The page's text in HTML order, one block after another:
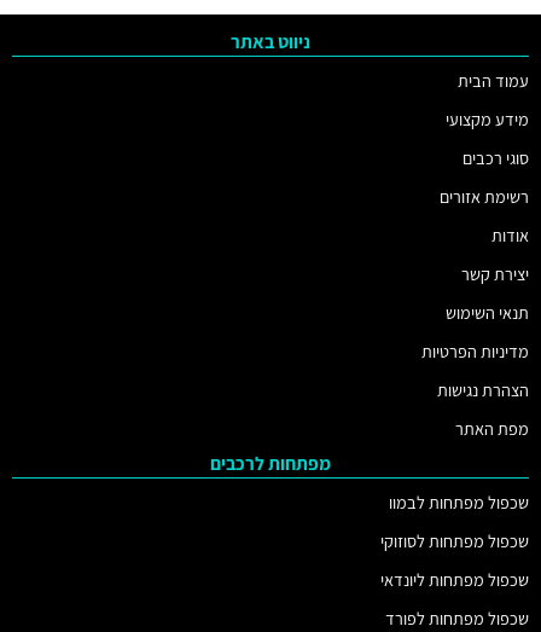
ניווט באתר
עמוד הבית
מידע מקצועי
סוגי רכבים
רשימת אזורים
אודות
יצירת קשר
תנאי השימוש
מדיניות הפרטיות
הצהרת נגישות
מפת האתר
מפתחות לרכבים
שכפול מפתחות לבמוו
שכפול מפתחות לסוזוקי
שכפול מפתחות ליונדאי
שכפול מפתחות לפורד